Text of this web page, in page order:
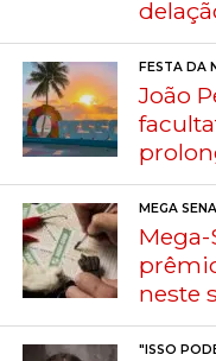
FESTA DA
João
MEGA SENA
neste
"ISSO